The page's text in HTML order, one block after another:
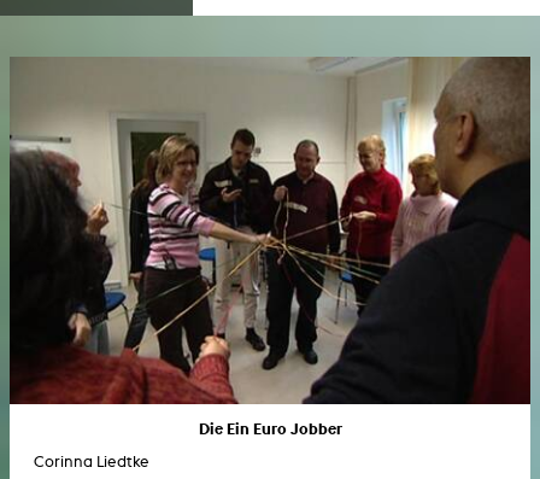
Die Ein Euro Jobber
Corinna Liedtke